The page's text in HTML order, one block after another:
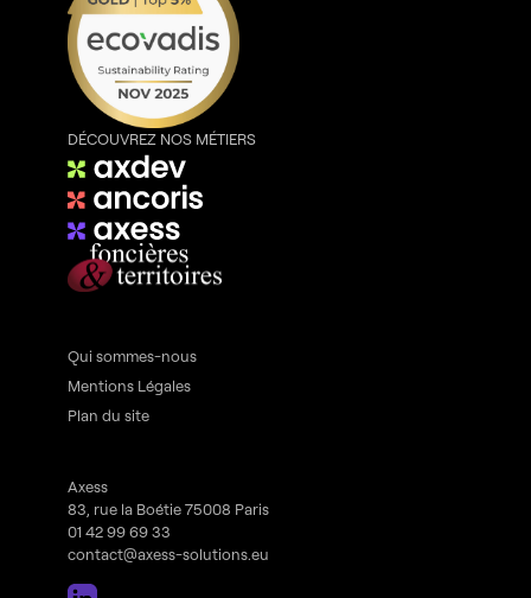
DÉCOUVREZ NOS MÉTIERS
Qui sommes-nous
Mentions Légales
Plan du site
Axess
83, rue la Boétie 75008 Paris
01 42 99 69 33
contact@axess-solutions.eu